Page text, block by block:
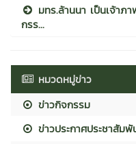
มทร.ล้านนา เป็นเจ้าภ
กรร...
หมวดหมู่ข่าว
ข่าวกิจกรรม
ข่าวประกาศประชาสัมพั